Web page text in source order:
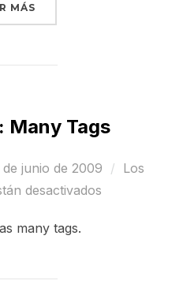
MÁS«MARKUP: TEXT
Many Tags
de junio de 2009
Los
desactivados
many tags.